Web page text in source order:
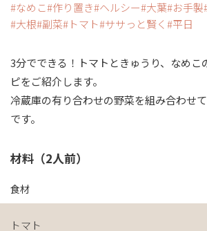
なめこ 作り置き ヘルシー 大葉 お手製
大根 副菜 トマト ササっと賢く 平日
3分でできる！トマトときゅうり、なめこ
ピをご紹介します。
冷蔵庫の有り合わせの野菜を組み合わせ
です。
材料（2人前）
食材
トマト